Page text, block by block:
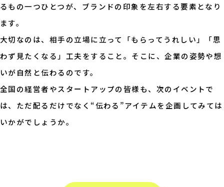
るもの一つひとつが、ブランドの印象を左右する要素となり
ます。
大切なのは、相手の立場に立って「もらってうれしい」「思
わず見たくなる」工夫をすること。そこに、企業の姿勢や想
いが自然と伝わるのです。
全国の経営者やスタートアップの皆様も、次のイベントで
は、ただ配るだけでなく“伝わる”アイテムを企画してみては
いかがでしょうか。